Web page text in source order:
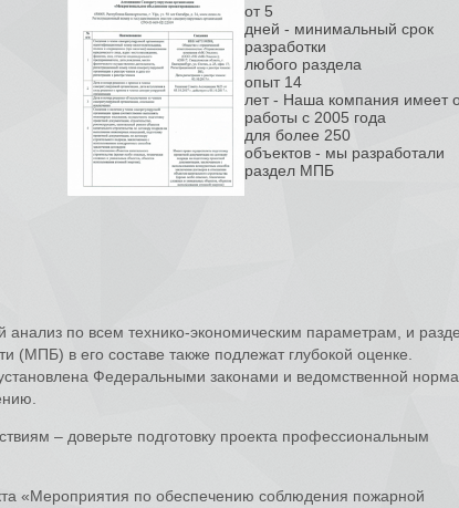
от 5
дней - минимальный срок
разработки
любого раздела
опыт 14
лет - Наша компания имеет
работы с 2005 года
для более 250
объектов - мы разработали
раздел МПБ
по всем технико-экономическим параметрам, и
в его составе также подлежат глубокой оценке.
Федеральными законами и ведомственной
– доверьте подготовку проекта профессиональным
«Мероприятия по обеспечению соблюдения пожарной